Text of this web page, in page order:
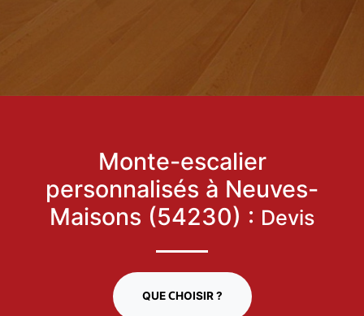
Monte-escalier
personnalisés à Neuves-
Maisons (54230) : Devis
QUE CHOISIR ?